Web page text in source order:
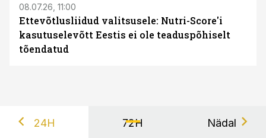
08.07.26, 11:00
Ettevõtlusliidud valitsusele: Nutri-Score'i
kasutuselevõtt Eestis ei ole teaduspõhiselt
tõendatud
24H 72H Nädal